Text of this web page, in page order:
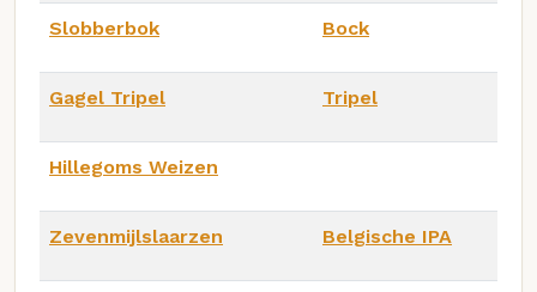
Slobberbok Bock
Gagel Tripel Tripel
Hillegoms Weizen
Zevenmijlslaarzen Belgische IPA